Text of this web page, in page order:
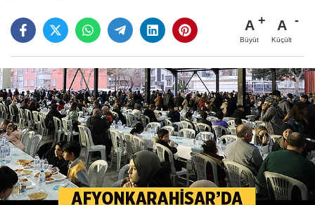
A
Büyüt
A
Küçült